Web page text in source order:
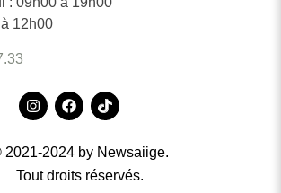
12h00
2021-2024 by Newsaiige.
Tout droits réservés.